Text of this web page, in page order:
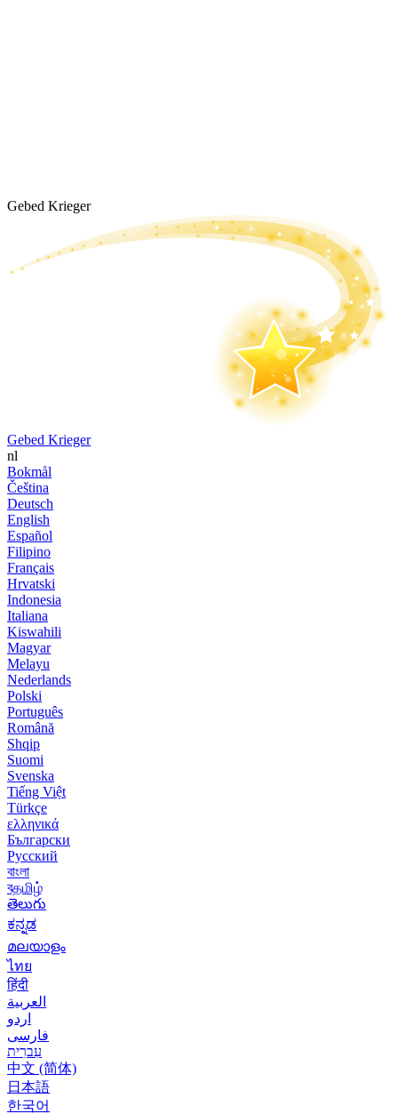
Gebed Krieger
Gebed Krieger
nl
Bokmål
Čeština
Deutsch
English
Español
Filipino
Français
Hrvatski
Indonesia
Italiana
Kiswahili
Magyar
Melayu
Nederlands
Polski
Português
Română
Shqip
Suomi
Svenska
Tiếng Việt
Türkçe
ελληνικά
Български
Русский
বাংলা
বதமிழ்
తెలుగు
ಕನ್ನಡ
മലയാളം
ไทย
हिंदी
العربية
اردو
فارسی
עִברִית
中文 (简体)
日本語
한국어